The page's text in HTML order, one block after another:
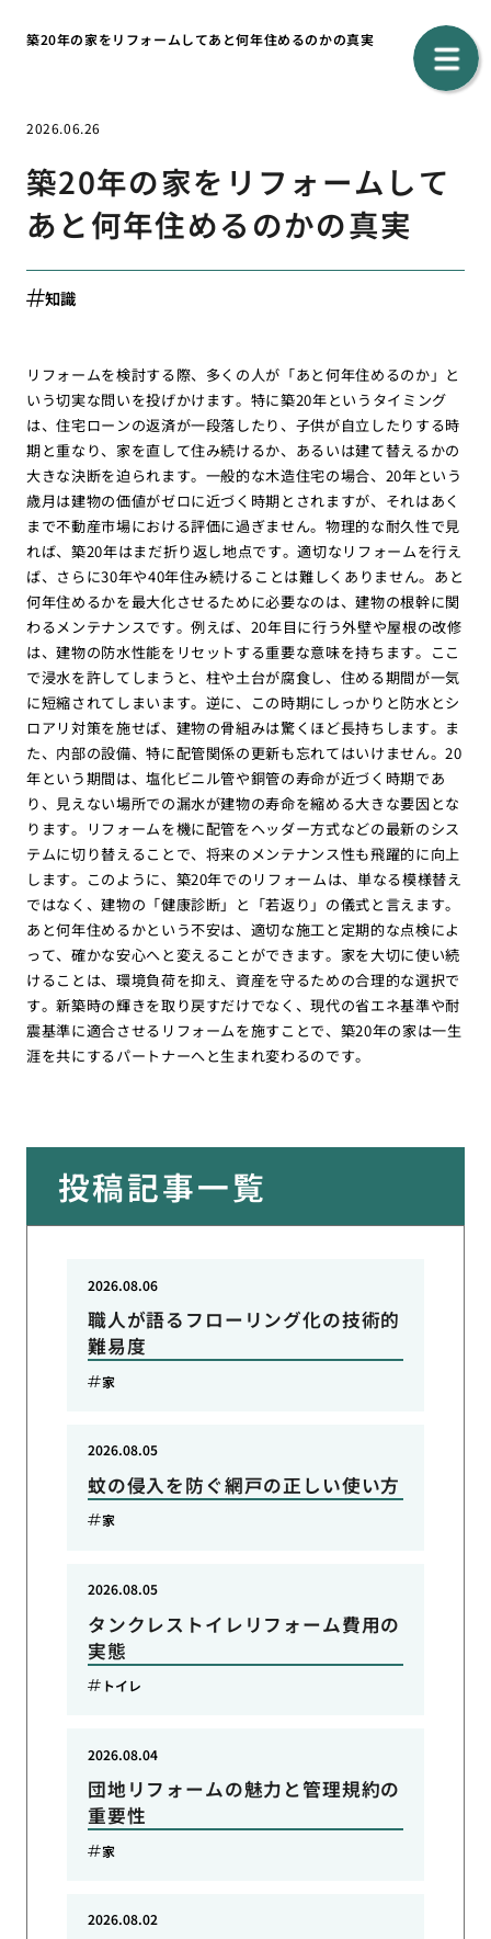
築20年の家をリフォームしてあと何年住めるのかの真実
2026.06.26
築20年の家をリフォームして
あと何年住めるのかの真実
知識
リフォームを検討する際、多くの人が「あと何年住めるのか」と
いう切実な問いを投げかけます。特に築20年というタイミング
は、住宅ローンの返済が一段落したり、子供が自立したりする時
期と重なり、家を直して住み続けるか、あるいは建て替えるかの
大きな決断を迫られます。一般的な木造住宅の場合、20年という
歳月は建物の価値がゼロに近づく時期とされますが、それはあく
まで不動産市場における評価に過ぎません。物理的な耐久性で見
れば、築20年はまだ折り返し地点です。適切なリフォームを行え
ば、さらに30年や40年住み続けることは難しくありません。あと
何年住めるかを最大化させるために必要なのは、建物の根幹に関
わるメンテナンスです。例えば、20年目に行う外壁や屋根の改修
は、建物の防水性能をリセットする重要な意味を持ちます。ここ
で浸水を許してしまうと、柱や土台が腐食し、住める期間が一気
に短縮されてしまいます。逆に、この時期にしっかりと防水とシ
ロアリ対策を施せば、建物の骨組みは驚くほど長持ちします。ま
た、内部の設備、特に配管関係の更新も忘れてはいけません。20
年という期間は、塩化ビニル管や銅管の寿命が近づく時期であ
り、見えない場所での漏水が建物の寿命を縮める大きな要因とな
ります。リフォームを機に配管をヘッダー方式などの最新のシス
テムに切り替えることで、将来のメンテナンス性も飛躍的に向上
します。このように、築20年でのリフォームは、単なる模様替え
ではなく、建物の「健康診断」と「若返り」の儀式と言えます。
あと何年住めるかという不安は、適切な施工と定期的な点検によ
って、確かな安心へと変えることができます。家を大切に使い続
けることは、環境負荷を抑え、資産を守るための合理的な選択で
す。新築時の輝きを取り戻すだけでなく、現代の省エネ基準や耐
震基準に適合させるリフォームを施すことで、築20年の家は一生
涯を共にするパートナーへと生まれ変わるのです。
投稿記事一覧
職人が語るフローリング化の技術的
難易度
2026.08.06
家
蚊の侵入を防ぐ網戸の正しい使い方
2026.08.05
家
タンクレストイレリフォーム費用の
実態
2026.08.05
トイレ
団地リフォームの魅力と管理規約の
重要性
2026.08.04
家
2026.08.02